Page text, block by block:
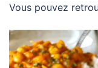
Vous pouvez